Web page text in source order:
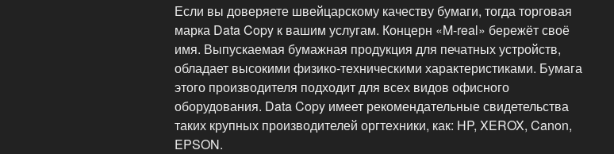
Если вы доверяете швейцарскому качеству бумаги, тогда торговая
марка Data Copy к вашим услугам. Концерн «M-real» бережёт своё
имя. Выпускаемая бумажная продукция для печатных устройств,
обладает высокими физико-техническими характеристиками. Бумага
этого производителя подходит для всех видов офисного
оборудования. Data Copy имеет рекомендательные свидетельства
таких крупных производителей оргтехники, как: HP, XEROX, Canon,
EPSON.